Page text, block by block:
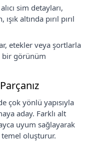
sim detayları,
altında pırıl pırıl
etekler veya şortlarla
bir görünüm
çok yönlü yapısıyla
aday. Farklı alt
uyum sağlayarak
oluşturur.